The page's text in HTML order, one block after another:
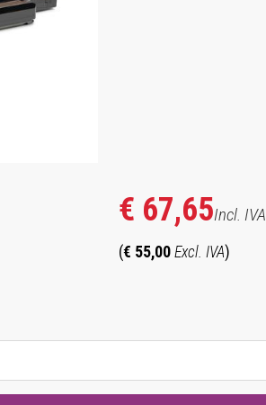
de la série XE
€ 67,65Incl. IVA
(€ 55,00 Excl. IVA)